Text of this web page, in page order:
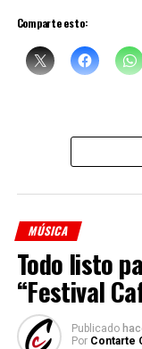
Denise
Geraldina
Mariana
Fuente:
Comparte esto:
Comparte esto:
MÚSICA
Todo listo
“Festival
Publicado
Por Contarte